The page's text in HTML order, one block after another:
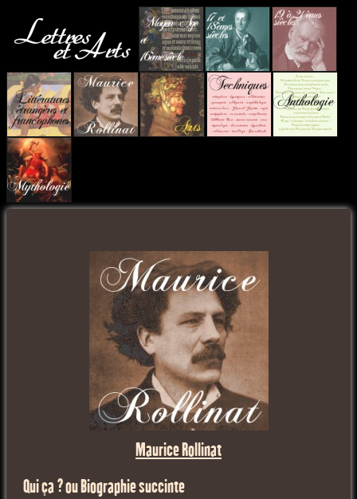
Maurice Rollinat
Qui ça ? ou Biographie succinte